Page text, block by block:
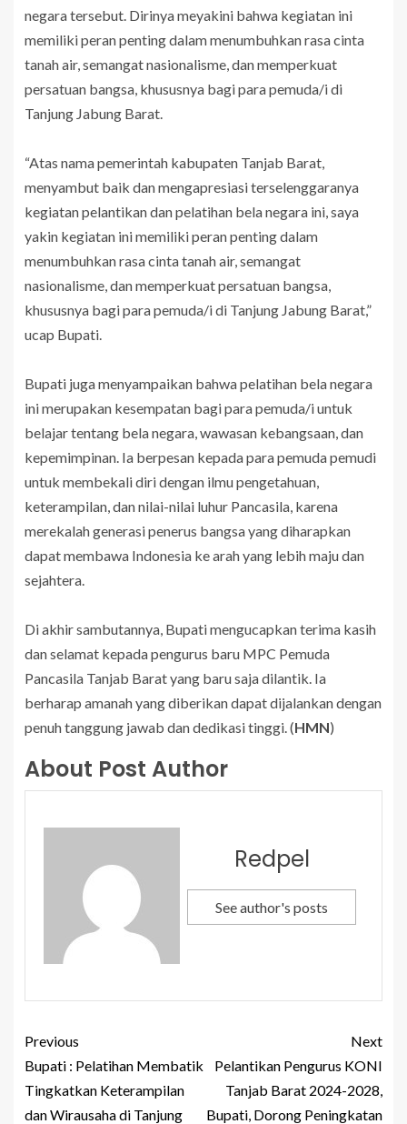
negara tersebut. Dirinya meyakini bahwa kegiatan ini
memiliki peran penting dalam menumbuhkan rasa cinta
tanah air, semangat nasionalisme, dan memperkuat
persatuan bangsa, khususnya bagi para pemuda/i di
Tanjung Jabung Barat.
“Atas nama pemerintah kabupaten Tanjab Barat,
menyambut baik dan mengapresiasi terselenggaranya
kegiatan pelantikan dan pelatihan bela negara ini, saya
yakin kegiatan ini memiliki peran penting dalam
menumbuhkan rasa cinta tanah air, semangat
nasionalisme, dan memperkuat persatuan bangsa,
khususnya bagi para pemuda/i di Tanjung Jabung Barat,”
ucap Bupati.
Bupati juga menyampaikan bahwa pelatihan bela negara
ini merupakan kesempatan bagi para pemuda/i untuk
belajar tentang bela negara, wawasan kebangsaan, dan
kepemimpinan. Ia berpesan kepada para pemuda pemudi
untuk membekali diri dengan ilmu pengetahuan,
keterampilan, dan nilai-nilai luhur Pancasila, karena
merekalah generasi penerus bangsa yang diharapkan
dapat membawa Indonesia ke arah yang lebih maju dan
sejahtera.
Di akhir sambutannya, Bupati mengucapkan terima kasih
dan selamat kepada pengurus baru MPC Pemuda
Pancasila Tanjab Barat yang baru saja dilantik. Ia
berharap amanah yang diberikan dapat dijalankan dengan
penuh tanggung jawab dan dedikasi tinggi. (HMN)
About Post Author
Redpel
See author's posts
Previous
Bupati : Pelatihan Membatik
Tingkatkan Keterampilan
dan Wirausaha di Tanjung
Next
Pelantikan Pengurus KONI
Tanjab Barat 2024-2028,
Bupati, Dorong Peningkatan